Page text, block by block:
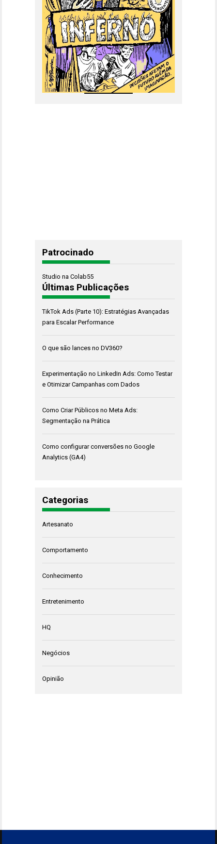
Patrocinado
Studio na Colab55
Últimas Publicações
TikTok Ads (Parte 10): Estratégias Avançadas
para Escalar Performance
O que são lances no DV360?
Experimentação no LinkedIn Ads: Como Testar
e Otimizar Campanhas com Dados
Como Criar Públicos no Meta Ads:
Segmentação na Prática
Como configurar conversões no Google
Analytics (GA4)
Categorias
Artesanato
Comportamento
Conhecimento
Entretenimento
HQ
Negócios
Opinião